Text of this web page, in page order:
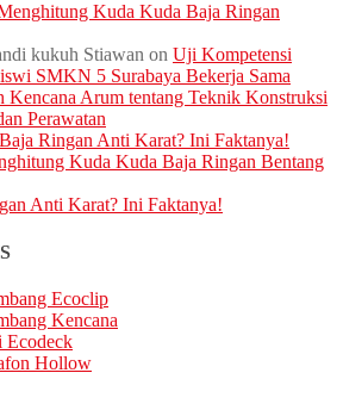
Kuda Kuda Baja Ringan
kukuh Stiawan on Uji Kompetensi
SMKN 5 Surabaya Bekerja Sama
Kencana Arum tentang Teknik Konstruksi
Perawatan
Baja Ringan Anti Karat? Ini Faktanya!
Kuda Kuda Baja Ringan Bentang
Anti Karat? Ini Faktanya!
Ecoclip
Kencana
Ecodeck
Hollow